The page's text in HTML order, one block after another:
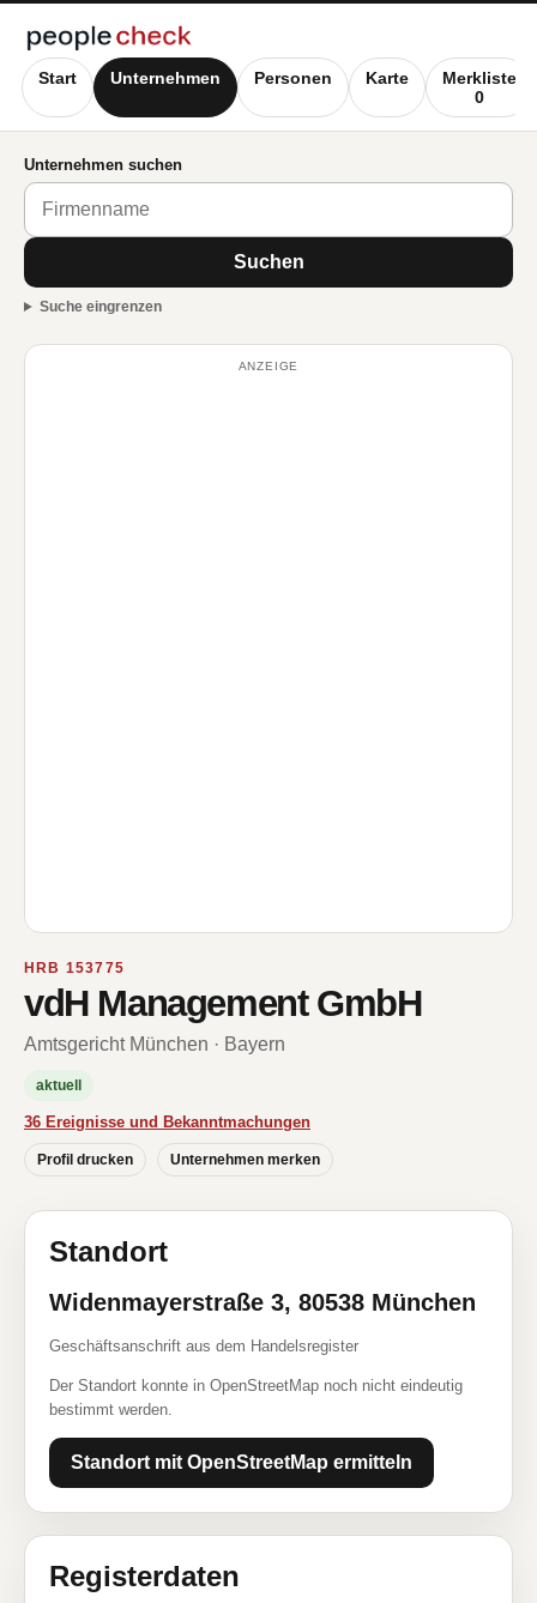
Start Unternehmen Personen Karte
Merkliste
0
Unternehmen suchen
Suchen
Suche eingrenzen
ANZEIGE
HRB 153775
vdH Management GmbH
Amtsgericht München · Bayern
aktuell
36 Ereignisse und Bekanntmachungen
Profil drucken Unternehmen merken
Standort
Widenmayerstraße 3, 80538 München
Geschäftsanschrift aus dem Handelsregister
Der Standort konnte in OpenStreetMap noch nicht eindeutig
bestimmt werden.
Standort mit OpenStreetMap ermitteln
Registerdaten